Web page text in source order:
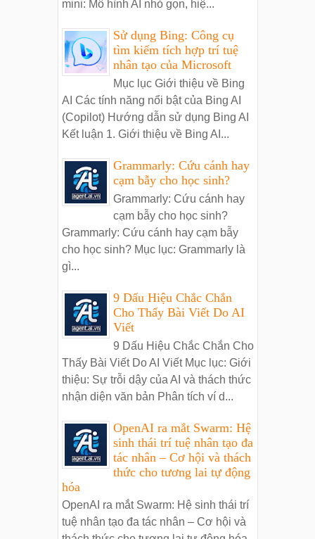
mini: Mô hình AI nhỏ gọn, hiệ...
Sử dụng Bing: Công cụ
tìm kiếm tích hợp trí tuệ
nhân tạo của Microsoft
Mục lục Giới thiệu về Bing
AI Các tính năng nổi bật của Bing AI
(Copilot) Hướng dẫn sử dụng Bing AI
Kết luận 1. Giới thiệu về Bing AI...
Grammarly: Cứu cánh hay
cạm bẫy cho học sinh?
Grammarly: Cứu cánh hay
cạm bẫy cho học sinh?
Grammarly: Cứu cánh hay cạm bẫy
cho học sinh? Mục lục: Grammarly là
gì...
9 Dấu Hiệu Chắc Chắn
Cho Thấy Bài Viết Do AI
Viết
9 Dấu Hiệu Chắc Chắn Cho
Thấy Bài Viết Do AI Viết Mục lục: Giới
thiệu: Sự trỗi dậy của AI và thách thức
nhận diện văn bản Phân tích ví d...
OpenAI ra mắt Swarm: Hệ
sinh thái trí tuệ nhân tạo đa
tác nhân – Cơ hội và thách
thức cho tương lai tự động
hóa
OpenAI ra mắt Swarm: Hệ sinh thái trí
tuệ nhân tạo đa tác nhân – Cơ hội và